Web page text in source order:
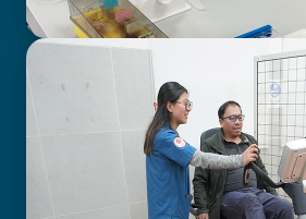
LABORATORIO CLÍNICO